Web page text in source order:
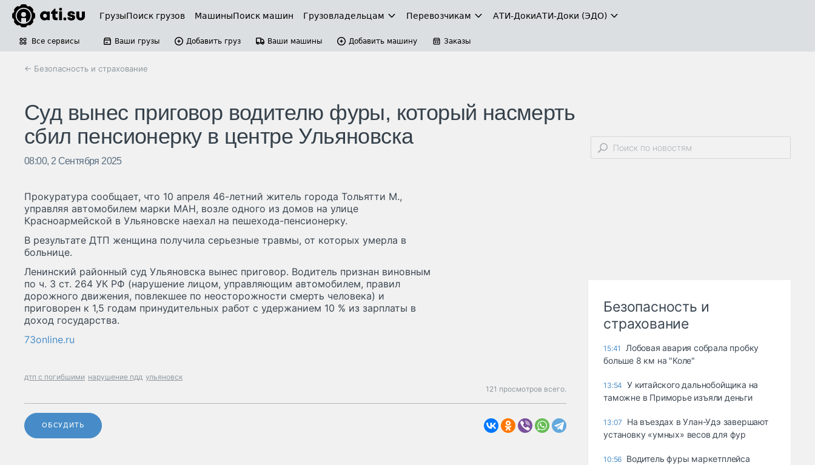
ГрузыПоиск грузов МашиныПоиск машин Грузовладельцам Перевозчикам АТИ-ДокиАТИ-Доки (ЭДО)
Все сервисы Ваши грузы Добавить груз Ваши машины Добавить машину Заказы
← Безопасность и страхование
Суд вынес приговор водителю фуры, который насмерть
сбил пенсионерку в центре Ульяновска
08:00, 2 Сентября 2025
Прокуратура сообщает, что 10 апреля 46-летний житель города Тольятти М.,
управляя автомобилем марки МАН, возле одного из домов на улице
Красноармейской в Ульяновске наехал на пешехода-пенсионерку.
В результате ДТП женщина получила серьезные травмы, от которых умерла в
больнице.
Ленинский районный суд Ульяновска вынес приговор. Водитель признан виновным
по ч. 3 ст. 264 УК РФ (нарушение лицом, управляющим автомобилем, правил
дорожного движения, повлекшее по неосторожности смерть человека) и
приговорен к 1,5 годам принудительных работ с удержанием 10 % из зарплаты в
доход государства.
73online.ru
дтп с погибшими нарушение пдд ульяновск
121 просмотров всего.
ОБСУДИТЬ
Безопасность и
страхование
15:41
Лобовая авария собрала пробку
больше 8 км на "Коле"
13:54
У китайского дальнобойщика на
таможне в Приморье изъяли деньги
13:07
Ha въeздax в Улaн-Удэ зaвepшaют
ycтaнoвкy «yмныx» вecoв для фyp
10:56 Водитель фуры маркетплейса